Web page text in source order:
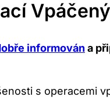
informován a
s operacemi